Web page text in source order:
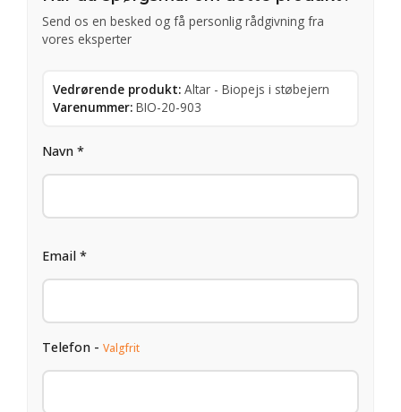
Send os en besked og få personlig rådgivning fra
vores eksperter
Vedrørende produkt: Altar - Biopejs i støbejern
Varenummer: BIO-20-903
Navn *
Email *
Telefon - Valgfrit